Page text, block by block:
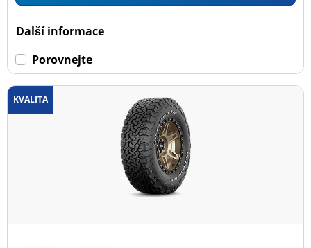
Dojezdové
Dojezdové (0)
Ne dojezdové (57)
Další možnosti
Další informace
Porovnejte
KVALITA